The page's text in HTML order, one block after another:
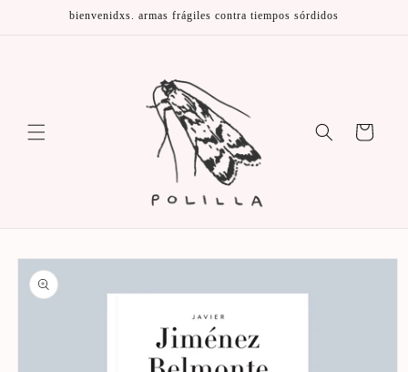
directamentebienvenidxs. armas frágiles contra tiempos sórdidos
Carrito
directamente
a la
información